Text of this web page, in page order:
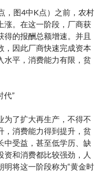
，图4中K点）之前，农村
涨。在这一阶段，厂商获
的报酬总额增速。并且
，因此厂商快速完成资本
水平，消费能力有限，贫
代”
为了扩大再生产，不得不
，消费能力得到提升，贫
中受益，甚至低学历、缺
和消费都比较强劲，人
将这一阶段称为“黄金时